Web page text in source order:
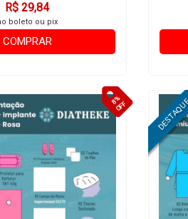
R$ 29,84
boleto ou pix
COMPRAR
8%OFF